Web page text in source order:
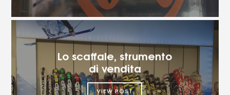
Lo scaffale, strumento
di vendita
VIEW POST